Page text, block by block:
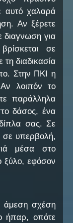
αυτό χαλαρά
Αν ξέρετε
διαγνωση για
σε
διαδικασία
Στην ΠΚΙ η
λοιπόν το
παράλληλα
δάσος, ένα
σας. Σε
σε υπερβολή,
μέσα στο
ξύλο, εφόσον
άμεση σχέση
ήπαρ, οπότε